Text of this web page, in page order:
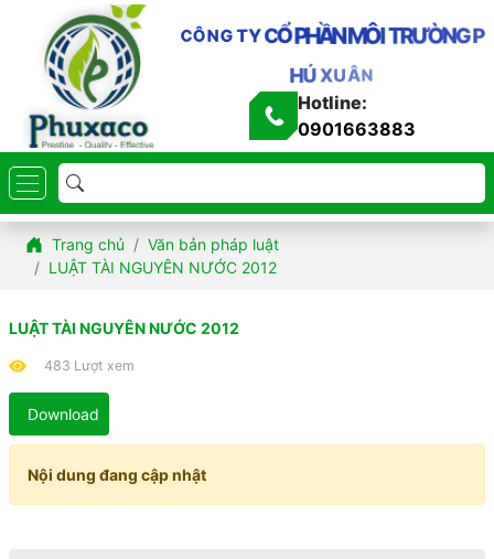
CÔNG TYCỔPHẦNMÔITRƯỜNGP
HÚXUÂN
Hotline:
0901663883
Trang chủ
Văn bản pháp luật
LUẬT TÀI NGUYÊN NƯỚC 2012
LUẬT TÀI NGUYÊN NƯỚC 2012
483 Lượt xem
Download
Nội dung đang cập nhật